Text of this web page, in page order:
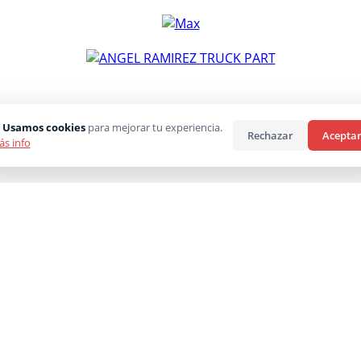
Usamos cookiespara mejorar tu experiencia.
info
Rechazar Aceptar